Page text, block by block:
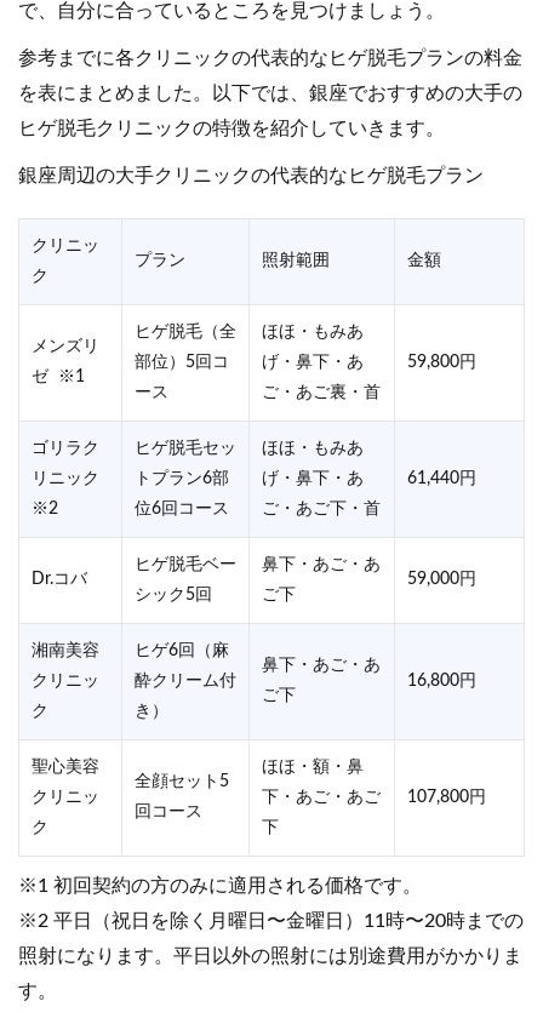
で、自分に合っているところを見つけましょう。
参考までに各クリニックの代表的なヒゲ脱毛プランの料金
を表にまとめました。以下では、銀座でおすすめの大手の
ヒゲ脱毛クリニックの特徴を紹介していきます。
銀座周辺の大手クリニックの代表的なヒゲ脱毛プラン
クリニッ
ク
プラン 照射範囲 金額
メンズリ
ゼ ※1
ヒゲ脱毛（全
部位）5回コ
ース
ほほ・もみあ
げ・鼻下・あ
ご・あご裏・首
59,800円
ゴリラク
リニック
※2
ヒゲ脱毛セッ
トプラン6部
位6回コース
ほほ・もみあ
げ・鼻下・あ
ご・あご下・首
61,440円
Dr.コバ
ヒゲ脱毛ベー
シック5回
鼻下・あご・あ
ご下
59,000円
湘南美容
クリニッ
ク
ヒゲ6回（麻
酔クリーム付
き）
鼻下・あご・あ
ご下
16,800円
聖心美容
クリニッ
ク
全顔セット5
回コース
ほほ・額・鼻
下・あご・あご
下
107,800円
※1 初回契約の方のみに適用される価格です。
※2 平日（祝日を除く月曜日〜金曜日）11時〜20時までの
照射になります。平日以外の照射には別途費用がかかりま
す。